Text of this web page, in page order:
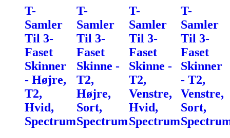
T-
Samler
Til 3-
Faset
Skinner
- Højre,
T2,
Hvid,
Spectrum
T-
Samler
Til 3-
Faset
Skinne -
T2,
Højre,
Sort,
Spectrum
T-
Samler
Til 3-
Faset
Skinne -
T2,
Venstre,
Hvid,
Spectrum
T-
Samler
Til 3-
Faset
Skinner
- T2,
Venstre,
Sort,